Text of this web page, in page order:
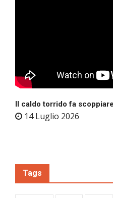
Il caldo torrido fa
14 Luglio 2026
Tags